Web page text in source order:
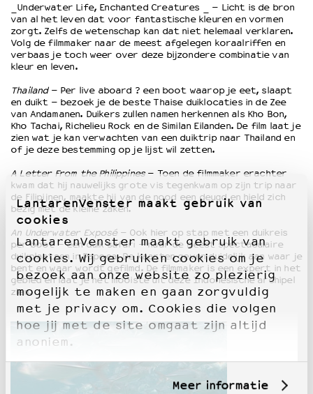
LantarenVenster maakt gebruik van
cookies
LantarenVenster maakt gebruik van
cookies. Wij gebruiken cookies om je
bezoek aan onze website zo plezierig
mogelijk te maken en gaan zorgvuldig
met je privacy om. Cookies die volgen
hoe jij met de site omgaat zijn altijd
anoniem.
Meer informatie
Historie
Partners
Huisregels
Privacyverklaring
Integriteits- en gedragscode
Duurzaamheid
Culturele boycot Israël
Ruimte voor artistieke vrijheid – VNPF
_Underwater Life, Enchanted Creatures _ – Licht is de bron
van al het leven dat voor fantastische kleuren en vormen
zorgt. Zelfs de wetenschap kan dat niet helemaal verklaren.
Volg de filmmaker naar de meest afgelegen koraalriffen en
verbaas je toch weer over deze bijzondere combinatie van
kleur en leven.
Thailand– Per live aboard ? een boot waarop je eet, slaapt
en duikt – bezoek je de beste Thaise duiklocaties in de Zee
van Andamanen. Duikers zullen namen herkennen als Kho Bon,
Kho Tachai, Richelieu Rock en de Similan Eilanden. De film laat je
zien wat je kan verwachten van een duiktrip naar Thailand en
of je deze bestemming op je lijst wil zetten.
A Letter From the Philippines– Toen de filmmaker erachter
kwam dat hij nauwelijks grote vis tegenkwam op zijn trip naar
de Filipijnen, maakte hij van de nood een deugd en hield zich
bezig met de kleine zaken.
An Underwater Exposé– Ook hier op stap met een duikreis
per boot – een duik safari – naar de meest spectaculaire
duikplaatsen in Papoea. De kaarten geven duidelijk aan waar je
bent en waar wordt gefilmd. De filmmaker is een expert in het
gebied en laat je het mooiste uit deze Indonesische archipel
zien.